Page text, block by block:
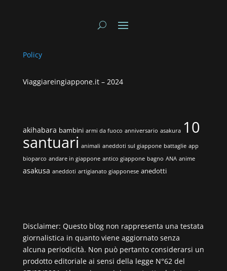
Policy
Viaggiareingiappone.it – 2024
akihabara bambini armi da fuoco anniversario asakura 10
santuari animali aneddoti sul giappone battaglie app
bioparco andare in giappone antico giappone bagno ANA anime
asakusa aneddoti artigianato giapponese anedotti
Disclaimer: Questo blog non rappresenta una testata
giornalistica in quanto viene aggiornato senza
alcuna periodicità. Non può pertanto considerarsi un
prodotto editoriale ai sensi della legge N°62 del